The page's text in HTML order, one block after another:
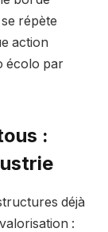
répète
action
écolo par
:
déjà
: